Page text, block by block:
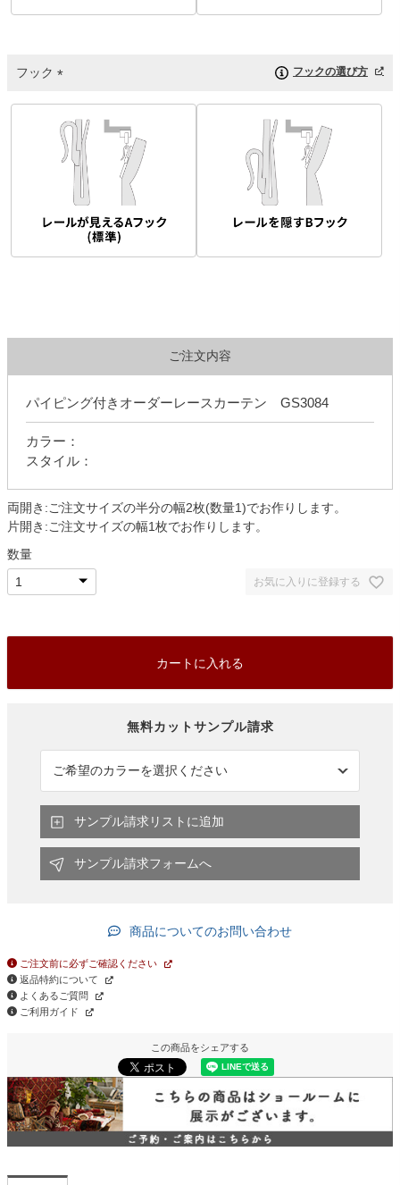
フック
須
フックの選び方
ご注文内容
パイピング付きオーダーレースカーテン GS3084
カラー：
スタイル：
両開き:ご注文サイズの半分の幅2枚(数量1)でお作りします。
片開き:ご注文サイズの幅1枚でお作りします。
数量
お気に入りに登録する
カートに入れる
サンプル請求リストに追加
サンプル請求フォームへ
商品についてのお問い合わせ
ご注文前に必ずご確認ください
返品特約について
よくあるご質問
ご利用ガイド
この商品をシェアする